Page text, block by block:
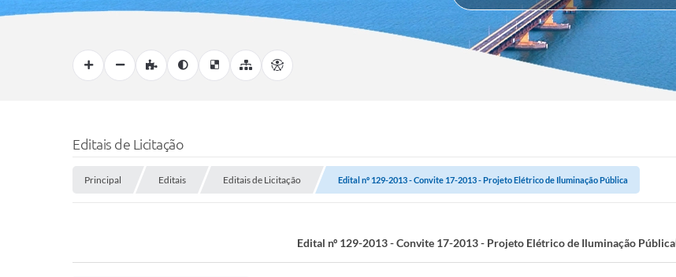
Editais de Licitação
Principal Editais Editais de Licitação Edital nº 129-2013 - Convite 17-2013 - Projeto Elétrico de Iluminação Pública
Edital nº 129-2013 - Convite 17-2013 - Projeto Elétrico de Iluminação Pública